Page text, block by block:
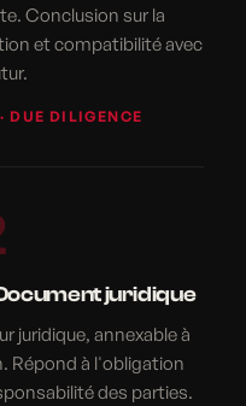
Conclusion sur la
et compatibilité avec
DUE DILIGENCE
juridique
juridique, annexable à
Répond à l'obligation
des parties.